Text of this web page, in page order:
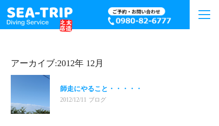
アーカイブ:2012年 12月
師走にやること・・・・・
2012/12/11 ブログ